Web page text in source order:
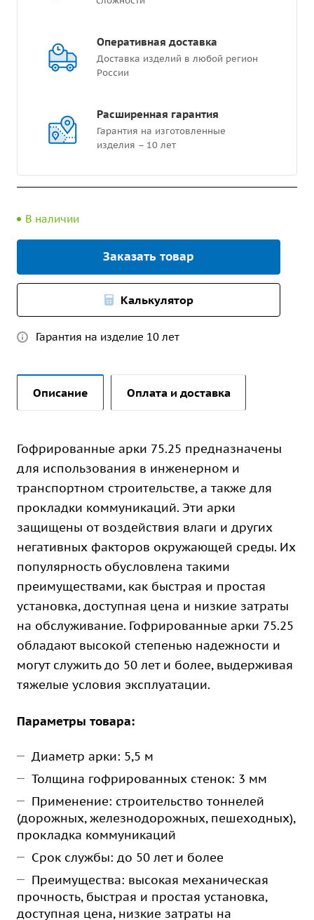
Оперативная доставка
Доставка изделий в любой регион
России
Расширенная гарантия
Гарантия на изготовленные
изделия – 10 лет
В наличии
Заказать товар
Калькулятор
Гарантия на изделие 10 лет
Описание Оплата и доставка
Гофрированные арки 75.25 предназначены
для использования в инженерном и
транспортном строительстве, а также для
прокладки коммуникаций. Эти арки
защищены от воздействия влаги и других
негативных факторов окружающей среды. Их
популярность обусловлена такими
преимуществами, как быстрая и простая
установка, доступная цена и низкие затраты
на обслуживание. Гофрированные арки 75.25
обладают высокой степенью надежности и
могут служить до 50 лет и более, выдерживая
тяжелые условия эксплуатации.
Параметры товара:
Диаметр арки: 5,5 м
Толщина гофрированных стенок: 3 мм
Применение: строительство тоннелей
(дорожных, железнодорожных, пешеходных),
прокладка коммуникаций
Срок службы: до 50 лет и более
Преимущества: высокая механическая
прочность, быстрая и простая установка,
доступная цена, низкие затраты на